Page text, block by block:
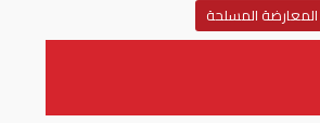
المعارضة المسلحة